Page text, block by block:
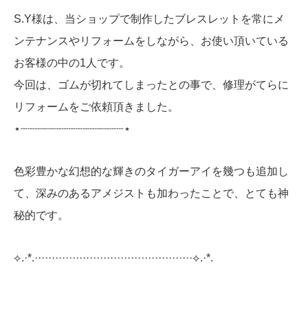
S.Y様は、当ショップで制作したブレスレットを常にメ
ンテナンスやリフォームをしながら、お使い頂いている
お客様の中の1人です。
今回は、ゴムが切れてしまったとの事で、修理がてらに
リフォームをご依頼頂きました。
⋆┈┈┈┈┈┈┈┈┈┈┈┈┈┈┈⋆
色彩豊かな幻想的な輝きのタイガーアイを幾つも追加し
て、深みのあるアメジストも加わったことで、とても神
秘的です。
⟡.·*.··············································⟡.·*.